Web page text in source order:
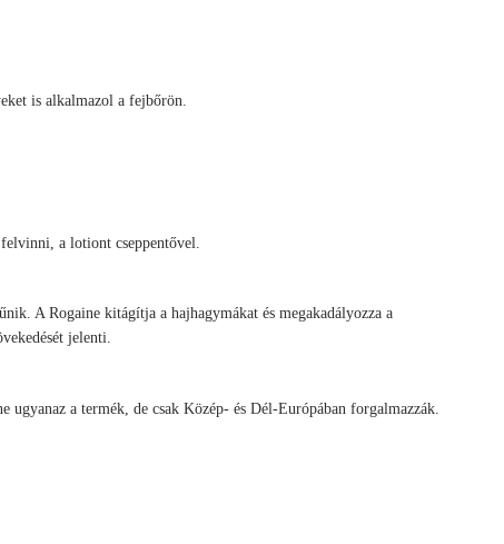
is alkalmazol a fejbőrön.
a lotiont cseppentővel.
A Rogaine kitágítja a hajhagymákat és megakadályozza a
jelenti.
a termék, de csak Közép- és Dél-Európában forgalmazzák.